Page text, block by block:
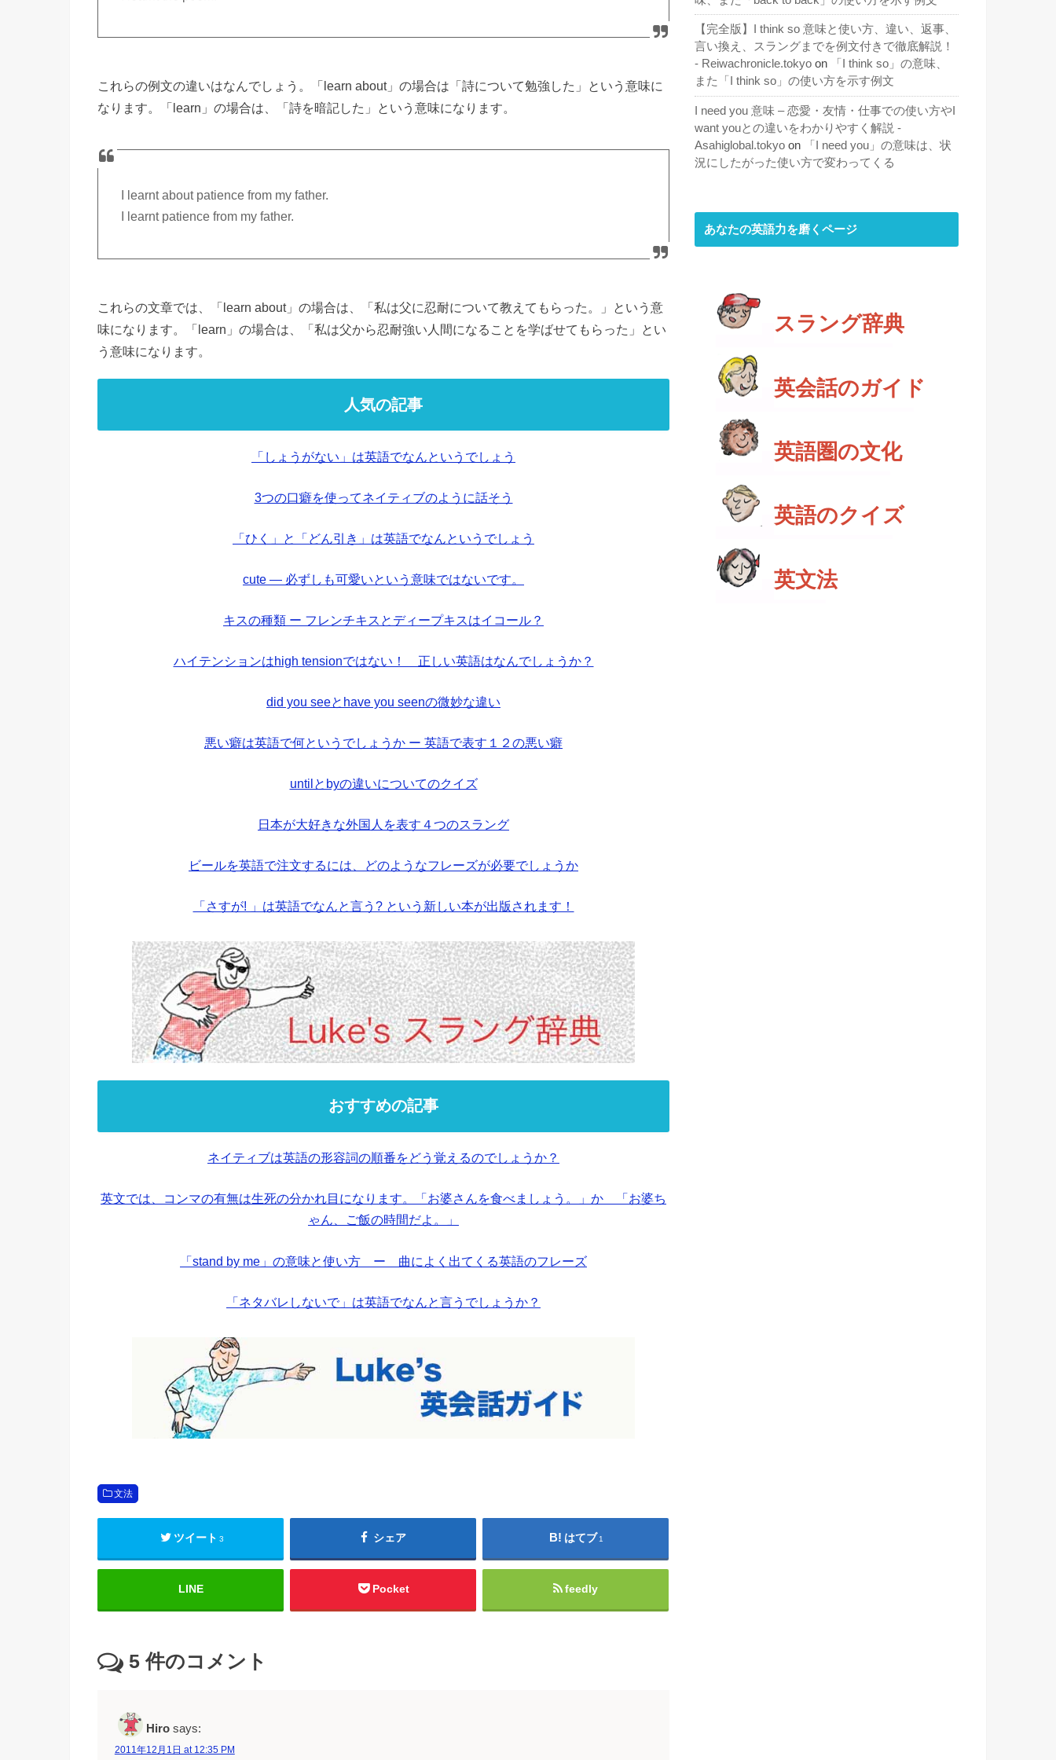
これらの例文の違いはなんでしょう。「learn about」の場合は「詩について勉強した」という意味に
なります。「learn」の場合は、「詩を暗記した」という意味になります。
I learnt about patience from my father.
I learnt patience from my father.
これらの文章では、「learn about」の場合は、「私は父に忍耐について教えてもらった。」という意
味になります。「learn」の場合は、「私は父から忍耐強い人間になることを学ばせてもらった」とい
う意味になります。
人気の記事
「しょうがない」は英語でなんというでしょう
3つの口癖を使ってネイティブのように話そう
「ひく」と「どん引き」は英語でなんというでしょう
cute — 必ずしも可愛いという意味ではないです。
キスの種類 ー フレンチキスとディープキスはイコール？
ハイテンションはhigh tensionではない！ 正しい英語はなんでしょうか？
did you seeとhave you seenの微妙な違い
悪い癖は英語で何というでしょうか ー 英語で表す１２の悪い癖
untilとbyの違いについてのクイズ
日本が大好きな外国人を表す４つのスラング
ビールを英語で注文するには、どのようなフレーズが必要でしょうか
「さすが! 」は英語でなんと言う? という新しい本が出版されます！
おすすめの記事
ネイティブは英語の形容詞の順番をどう覚えるのでしょうか？
英文では、コンマの有無は生死の分かれ目になります。「お婆さんを食べましょう。」か 「お婆ち
ゃん、ご飯の時間だよ。」
「stand by me」の意味と使い方 ー 曲によく出てくる英語のフレーズ
「ネタバレしないで」は英語でなんと言うでしょうか？
文法
ツイート 3 シェア はてブ 1
LINE Pocket feedly
5 件のコメント
Hiro says:
2011年12月1日 at 12:35 PM
【完全版】I think so 意味と使い方、違い、返事、
言い換え、スラングまでを例文付きで徹底解説！
- Reiwachronicle.tokyo on
「I think so」の意味、
また「I think so」の使い方を示す例文
I need you 意味 – 恋愛・友情・仕事での使い方やI
want youとの違いをわかりやすく解説 -
Asahiglobal.tokyo on
「I need you」の意味は、状
況にしたがった使い方で変わってくる
あなたの英語力を磨くページ
スラング辞典
英会話のガイド
英語圏の文化
英語のクイズ
英文法